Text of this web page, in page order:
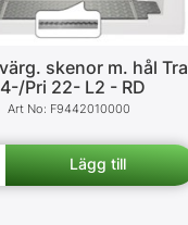
skenor m. hål Tra
Pri 22- L2 - RD
F9442010000